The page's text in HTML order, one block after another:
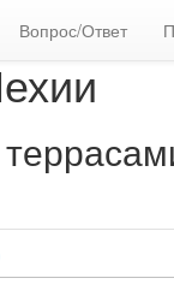
Вопрос/Ответ